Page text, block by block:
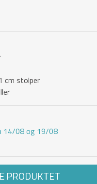
cm stolper
14/08 og 19/08
PRODUKTET